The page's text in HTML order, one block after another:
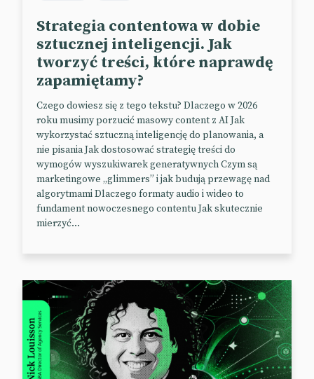
sobie sprawę ze zmian w sposobie konsumpcji
mediów i odpływie części widzów z linearnej telewizji
do streamingu i innych mediów cyfrowych.
AdAge(Paywall)
A twórcy krytykują TikToka
Hank Green, który ma ponad 6 milionów
followersów na TikToku, uważa, że platforma
powinna zmienić zasady, na jakich działa fundusz
dla twórców Creator Fund o wartości $200 mln. Do
wyświetleń, trafia stała suma pieniędzy.
twórców korzystających z funduszu. Oznacza to, że
tort do podziału jest mniejszy. Green zauważa, że
zyski oparte na faktycznej liczbie wyświetleń
oznaczałyby więcej pieniędzy dla topowych
twórców, ale byłyby niekorzystne dla TikToka.
TikTok oprócz funduszu umożliwia użytkownikom
Strategia contentowa w dobie
sztucznej inteligencji. Jak
tworzyć treści, które naprawdę
zapamiętamy?
Czego dowiesz się z tego tekstu? Dlaczego w 2026
roku musimy porzucić masowy content z AI Jak
wykorzystać sztuczną inteligencję do planowania, a
nie pisania Jak dostosować strategię treści do
wymogów wyszukiwarek generatywnych Czym są
marketingowe „glimmers” i jak budują przewagę nad
algorytmami Dlaczego formaty audio i wideo to
fundament nowoczesnego contentu Jak skutecznie
mierzyć...